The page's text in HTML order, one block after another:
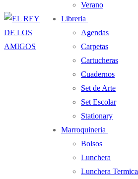
Verano
Libreria
Agendas
Carpetas
Cartucheras
Cuadernos
Set de Arte
Set Escolar
Stationary
Marroquineria
Bolsos
Lunchera
Lunchera Termica